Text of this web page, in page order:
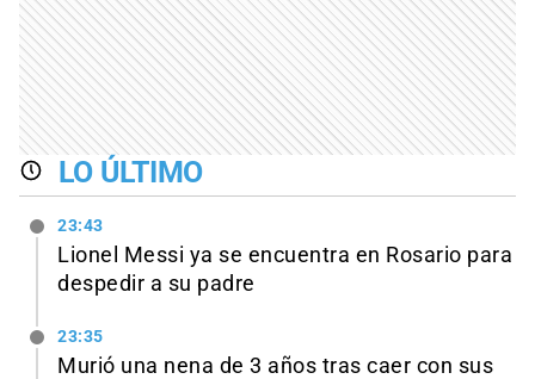
LO ÚLTIMO
23:43
Lionel Messi ya se encuentra en Rosario para
despedir a su padre
23:35
Murió una nena de 3 años tras caer con sus